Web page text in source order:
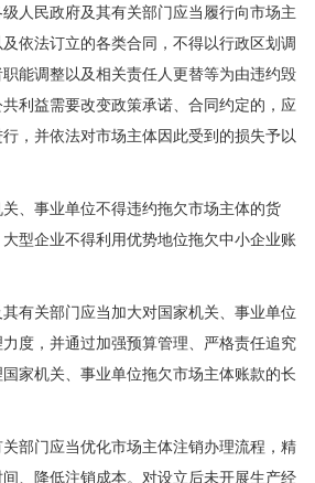
人民政府及其有关部门应当履行向市场主
依法订立的各类合同，不得以行政区划调
能调整以及相关责任人更替等为由违约毁
利益需要改变政策承诺、合同约定的，应
，并依法对市场主体因此受到的损失予以
、事业单位不得违约拖欠市场主体的货
型企业不得利用优势地位拖欠中小企业账
有关部门应当加大对国家机关、事业单位
度，并通过加强预算管理、严格责任追究
家机关、事业单位拖欠市场主体账款的长
部门应当优化市场主体注销办理流程，精
、降低注销成本。对设立后未开展生产经